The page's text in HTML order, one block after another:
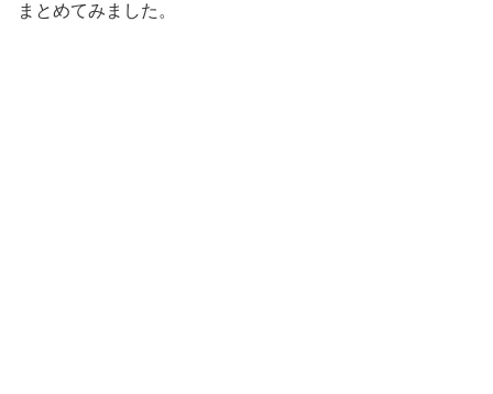
まとめてみました。